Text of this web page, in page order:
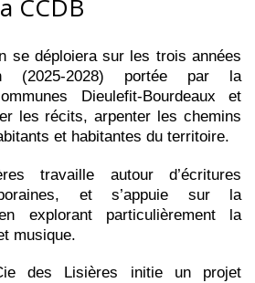
CCDB
se déploiera sur les trois années
(2025-2028) portée par la
Dieulefit-Bourdeaux et
les récits, arpenter les chemins
et habitantes du territoire.
travaille autour d’écritures
et s’appuie sur la
explorant particulièrement la
musique.
des Lisières initie un projet